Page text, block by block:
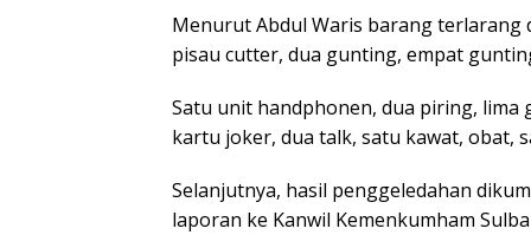
Menurut Abdul Waris barang terlarang
pisau cutter, dua gunting, empat
Satu unit handphonen, dua piring, lima
kartu joker, dua talk, satu kawat, obat,
Selanjutnya, hasil penggeledahan
laporan ke Kanwil Kemenkumham